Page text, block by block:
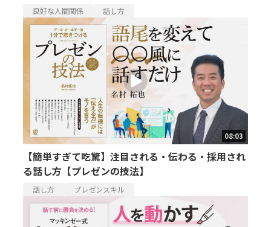
良好な人間関係 話し方
08:03
【簡単すぎて吃驚】注目される・伝わる・採用され
る話し方【プレゼンの技法】
話し方 プレゼンスキル